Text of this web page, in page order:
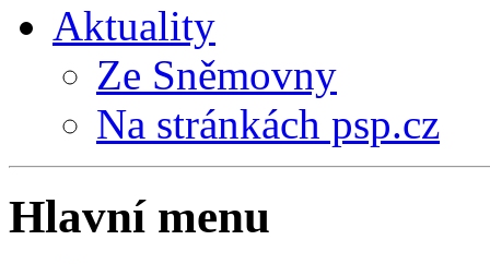
Aktuality
Ze Sněmovny
Na stránkách psp.cz
Hlavní menu